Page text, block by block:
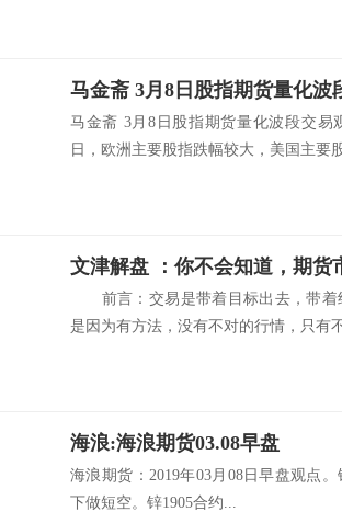
马金斋 3月8日股指期货量化波
马金斋 3月8日股指期货量化波段交易
日，欧洲主要股指跌幅较大，美国主要
前言：交易是带着目标出去，带着
是因为有方法，没有不对的行情，只有
海浪:海浪期货03.08早盘
海浪期货：2019年03月08日早盘观点
下做短空。锌1905合约...